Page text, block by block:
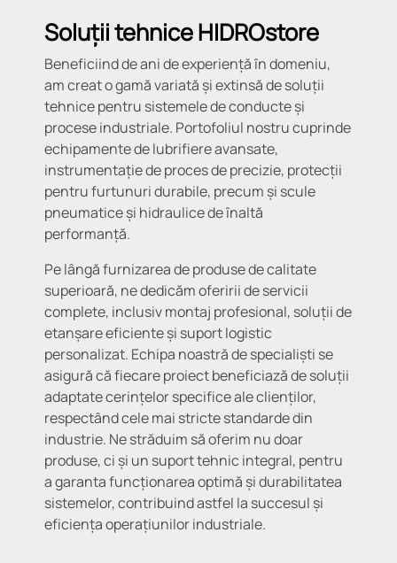
Soluții tehnice HIDROstore
Beneficiind de ani de experiență în domeniu,
am creat o gamă variată și extinsă de soluții
tehnice pentru sistemele de conducte și
procese industriale. Portofoliul nostru cuprinde
echipamente de lubrifiere avansate,
instrumentație de proces de precizie, protecții
pentru furtunuri durabile, precum și scule
pneumatice și hidraulice de înaltă
performanță.
Pe lângă furnizarea de produse de calitate
superioară, ne dedicăm oferirii de servicii
complete, inclusiv montaj profesional, soluții de
etanșare eficiente și suport logistic
personalizat. Echipa noastră de specialiști se
asigură că fiecare proiect beneficiază de soluții
adaptate cerințelor specifice ale clienților,
respectând cele mai stricte standarde din
industrie. Ne străduim să oferim nu doar
produse, ci și un suport tehnic integral, pentru
a garanta funcționarea optimă și durabilitatea
sistemelor, contribuind astfel la succesul și
eficiența operațiunilor industriale.